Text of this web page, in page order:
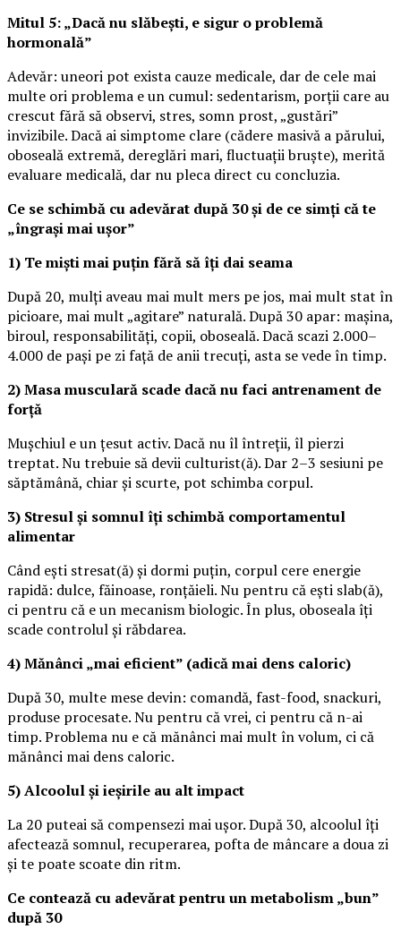
Mitul 5: „Dacă nu slăbești, e sigur o problemă
hormonală”
Adevăr: uneori pot exista cauze medicale, dar de cele mai
multe ori problema e un cumul: sedentarism, porții care au
crescut fără să observi, stres, somn prost, „gustări”
invizibile. Dacă ai simptome clare (cădere masivă a părului,
oboseală extremă, dereglări mari, fluctuații bruște), merită
evaluare medicală, dar nu pleca direct cu concluzia.
Ce se schimbă cu adevărat după 30 și de ce simți că te
„îngrași mai ușor”
1) Te miști mai puțin fără să îți dai seama
După 20, mulți aveau mai mult mers pe jos, mai mult stat în
picioare, mai mult „agitare” naturală. După 30 apar: mașina,
biroul, responsabilități, copii, oboseală. Dacă scazi 2.000–
4.000 de pași pe zi față de anii trecuți, asta se vede în timp.
2) Masa musculară scade dacă nu faci antrenament de
forță
Mușchiul e un țesut activ. Dacă nu îl întreții, îl pierzi
treptat. Nu trebuie să devii culturist(ă). Dar 2–3 sesiuni pe
săptămână, chiar și scurte, pot schimba corpul.
3) Stresul și somnul îți schimbă comportamentul
alimentar
Când ești stresat(ă) și dormi puțin, corpul cere energie
rapidă: dulce, făinoase, ronțăieli. Nu pentru că ești slab(ă),
ci pentru că e un mecanism biologic. În plus, oboseala îți
scade controlul și răbdarea.
4) Mănânci „mai eficient” (adică mai dens caloric)
După 30, multe mese devin: comandă, fast-food, snackuri,
produse procesate. Nu pentru că vrei, ci pentru că n-ai
timp. Problema nu e că mănânci mai mult în volum, ci că
mănânci mai dens caloric.
5) Alcoolul și ieșirile au alt impact
La 20 puteai să compensezi mai ușor. După 30, alcoolul îți
afectează somnul, recuperarea, pofta de mâncare a doua zi
și te poate scoate din ritm.
Ce contează cu adevărat pentru un metabolism „bun”
după 30